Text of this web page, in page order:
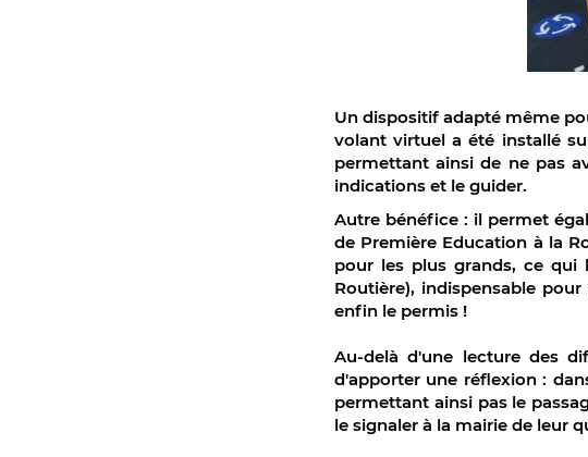
Un dispositif adapté même
volant virtuel a été installé
permettant ainsi de ne pas
indications et le guider.
Autre bénéfice : il permet
de Première Education à la
pour les plus grands, ce qui
Routière), indispensable
enfin le permis !
Au-delà d'une lecture des
d'apporter une réflexion :
permettant ainsi pas le
le signaler à la mairie de leur